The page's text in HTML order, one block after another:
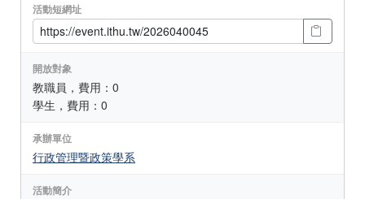
活動短網址
開放對象
教職員，費用：0
學生，費用：0
承辦單位
行政管理暨政策學系
活動簡介